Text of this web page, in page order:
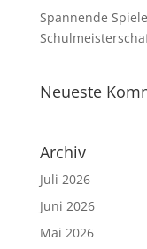
Spannende
Neueste
Archiv
Juli 2026
Juni 2026
Mai 2026